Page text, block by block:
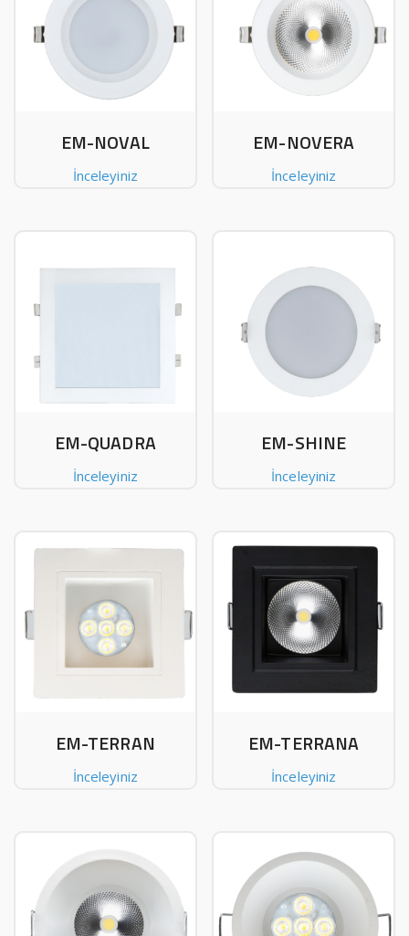
EM-NOVAL
İnceleyiniz
EM-NOVERA
İnceleyiniz
EM-QUADRA
İnceleyiniz
EM-SHINE
İnceleyiniz
EM-TERRAN
İnceleyiniz
EM-TERRANA
İnceleyiniz